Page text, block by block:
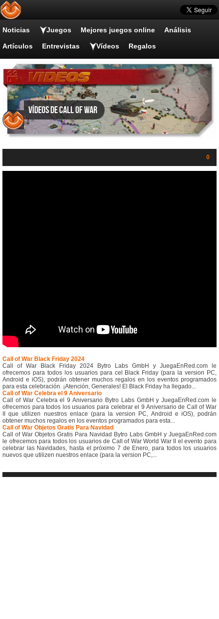
Noticias Juegos Mejores juegos online Análisis
Artículos Entrevistas Vídeos Regalos
Vídeos de Call of War
0
Call of War Black Friday 2024
Call of War Black Friday 2024 Bytro Labs GmbH y JuegaEnRed.com le
ofrecemos para todos los usuarios para cel Black Friday (para la version PC,
Android e iOS), podrán obtener muchos regalos en los eventos programados
para esta celebración. ¡Atención, Generales! El Black Friday ha llegado...
Call of War Celebra el 9 Aniversario
Call of War Celebra el 9 Aniversario Bytro Labs GmbH y JuegaEnRed.com le
ofrecemos para todos los usuarios para celebrar el 9 Aniversario de Call of War
II que utilizen nuestros enlace (para la version PC, Android e iOS), podrán
obtener muchos regalos en los eventos programados para esta...
Call of War Objetos Gratis Para Navidad
Call of War Objetos Gratis Para Navidad Bytro Labs GmbH y JuegaEnRed.com
le ofrecemos para todos los usuarios de Call of War World War II el evento para
celebrar las Navidades, hasta el próximo 7 de Enero, para todos los usuarios
nuevos que utilizen nuestros enlace (para la version PC,...